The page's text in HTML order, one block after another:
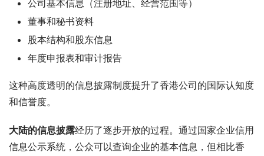
公司基本信息（注册地址、经营范围等）
董事和秘书资料
股本结构和股东信息
年度申报表和审计报告
这种高度透明的信息披露制度提升了香港公司的国际认知度
和信誉度。
大陆的信息披露经历了逐步开放的过程。通过国家企业信用
信息公示系统，公众可以查询企业的基本信息，但相比香